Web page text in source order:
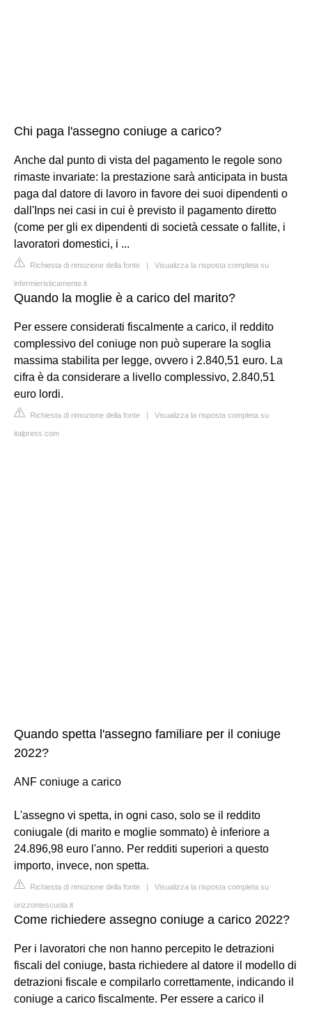
Chi paga l'assegno coniuge a carico?
Anche dal punto di vista del pagamento le regole sono
rimaste invariate: la prestazione sarà anticipata in busta
paga dal datore di lavoro in favore dei suoi dipendenti o
dall'Inps nei casi in cui è previsto il pagamento diretto
(come per gli ex dipendenti di società cessate o fallite, i
lavoratori domestici, i ...
Richiesta di rimozione della fonte | Visualizza la risposta completa su
infermieristicamente.it
Quando la moglie è a carico del marito?
Per essere considerati fiscalmente a carico, il reddito
complessivo del coniuge non può superare la soglia
massima stabilita per legge, ovvero i 2.840,51 euro. La
cifra è da considerare a livello complessivo, 2.840,51
euro lordi.
Richiesta di rimozione della fonte | Visualizza la risposta completa su
italpress.com
Quando spetta l'assegno familiare per il coniuge
2022?
ANF coniuge a carico
L'assegno vi spetta, in ogni caso, solo se il reddito
coniugale (di marito e moglie sommato) è inferiore a
24.896,98 euro l'anno. Per redditi superiori a questo
importo, invece, non spetta.
Richiesta di rimozione della fonte | Visualizza la risposta completa su
orizzontescuola.it
Come richiedere assegno coniuge a carico 2022?
Per i lavoratori che non hanno percepito le detrazioni
fiscali del coniuge, basta richiedere al datore il modello di
detrazioni fiscale e compilarlo correttamente, indicando il
coniuge a carico fiscalmente. Per essere a carico il